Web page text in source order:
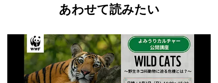
あわせて読みたい